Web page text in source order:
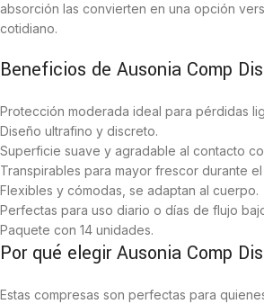
absorción las convierten en una opción
cotidiano.
Beneficios de Ausonia Comp
Protección moderada ideal para pérdidas
Diseño ultrafino y discreto.
Superficie suave y agradable al contacto
Transpirables para mayor frescor durante el
Flexibles y cómodas, se adaptan al cuerpo.
Perfectas para uso diario o días de flujo
Paquete con 14 unidades.
Por qué elegir Ausonia Comp
Estas compresas son perfectas para